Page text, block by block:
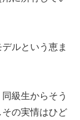
ルという恵ま
級生からそう
の実情はひど